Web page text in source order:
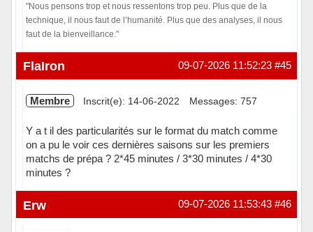
"Nous pensons trop et nous ressentons trop peu. Plus que de la
technique, il nous faut de l’humanité. Plus que des analyses, il nous
faut de la bienveillance."
Hors ligne #45
09-07-2026 11:52:23
FlaIron
Membre Inscrit(e): 14-06-2022 Messages: 757
Y a t il des particularités sur le format du match comme
on a pu le voir ces dernières saisons sur les premiers
matchs de prépa ? 2*45 minutes / 3*30 minutes / 4*30
minutes ?
Hors ligne #46
09-07-2026 11:53:43
Erw